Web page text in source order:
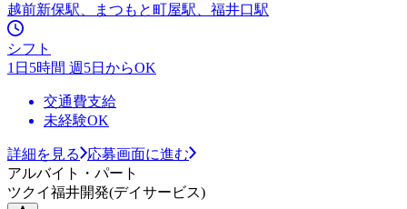
越前新保駅、まつもと町屋駅、福井口駅
シフト
1日5時間 週5日からOK
交通費支給
未経験OK
詳細を見る
応募画面に進む
アルバイト・パート
ツクイ福井開発(デイサービス)